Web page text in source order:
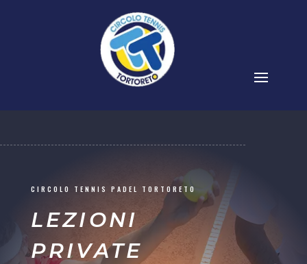
CIRCOLO TENNIS PADEL TORTORETO
LEZIONI
PRIVATE